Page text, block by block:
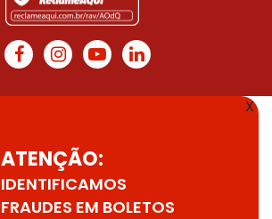
X
ATENÇÃO:
IDENTIFICAMOS
FRAUDES EM BOLETOS